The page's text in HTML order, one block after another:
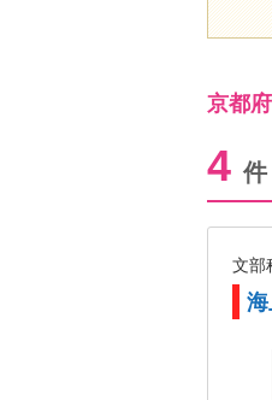
京都
4 件
文部